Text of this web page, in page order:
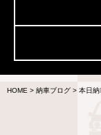
HOME > 納車ブログ > 本日納